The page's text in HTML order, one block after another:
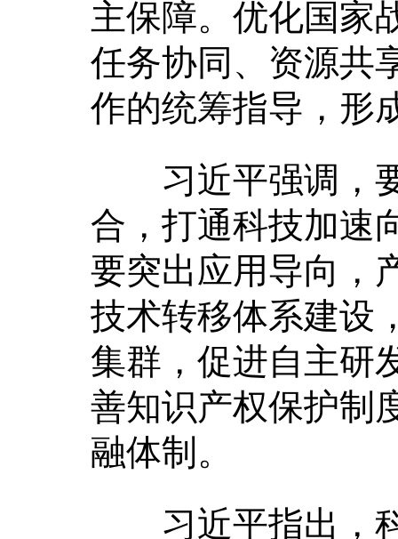
主保障。优化国家
任务协同、资源共
作的统筹指导，形
习近平强调，要
合，打通科技加速
要突出应用导向，
技术转移体系建设
集群，促进自主研
善知识产权保护制
融体制。
习近平指出，科